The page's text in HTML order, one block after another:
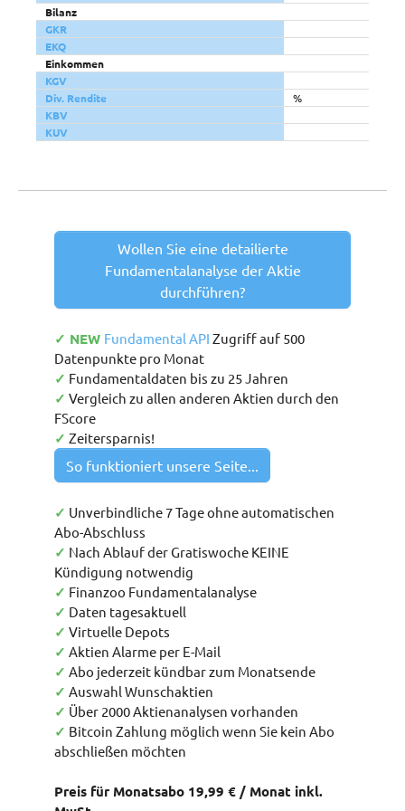
Bilanz
GKR
EKQ
Einkommen
KGV
Div. Rendite
%
KBV
KUV
Wollen Sie eine detailierte
Fundamentalanalyse der Aktie
durchführen?
✓ NEW Fundamental API Zugriff auf 500
Datenpunkte pro Monat
✓ Fundamentaldaten bis zu 25 Jahren
✓ Vergleich zu allen anderen Aktien durch den
FScore
✓ Zeitersparnis!
So funktioniert unsere Seite...
✓ Unverbindliche 7 Tage ohne automatischen
Abo-Abschluss
✓ Nach Ablauf der Gratiswoche KEINE
Kündigung notwendig
✓ Finanzoo Fundamentalanalyse
✓ Daten tagesaktuell
✓ Virtuelle Depots
✓ Aktien Alarme per E-Mail
✓ Abo jederzeit kündbar zum Monatsende
✓ Auswahl Wunschaktien
✓ Über 2000 Aktienanalysen vorhanden
✓ Bitcoin Zahlung möglich wenn Sie kein Abo
abschließen möchten
Preis für Monatsabo 19,99 € / Monat inkl.